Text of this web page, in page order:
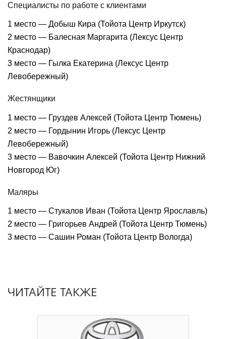
Специалисты по работе с клиентами
1 место — Добыш Кира (Тойота Центр Иркутск)
2 место — Балесная Маргарита (Лексус Центр
Краснодар)
3 место — Гылка Екатерина (Лексус Центр
Левобережный)
Жестянщики
1 место — Груздев Алексей (Тойота Центр Тюмень)
2 место — Гордынин Игорь (Лексус Центр
Левобережный)
3 место — Вавочкин Алексей (Тойота Центр Нижний
Новгород Юг)
Маляры
1 место — Стукалов Иван (Тойота Центр Ярославль)
2 место — Григорьев Андрей (Тойота Центр Тюмень)
3 место — Сашин Роман (Тойота Центр Вологда)
ЧИТАЙТЕ ТАКЖЕ